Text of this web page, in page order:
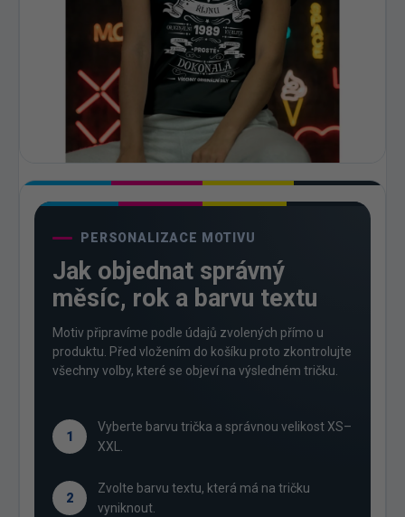
PERSONALIZACE MOTIVU
Jak objednat správný
měsíc, rok a barvu textu
Motiv připravíme podle údajů zvolených přímo u
produktu. Před vložením do košíku proto zkontrolujte
všechny volby, které se objeví na výsledném tričku.
1
Vyberte barvu trička a správnou velikost XS–
XXL.
2
Zvolte barvu textu, která má na tričku
vyniknout.